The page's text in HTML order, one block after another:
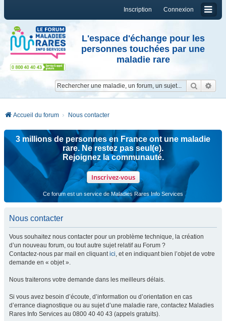
Connexion
Inscription
L'espace d'échange pour les
personnes touchées par une
maladie rare
Accueil du forum Nous contacter
3 millions de personnes en France ont une maladie
rare. Ne restez pas seul(e).
Rejoignez la communauté.
Inscrivez-vous
Ce forum est un service de Maladies Rares Info Services
Nous contacter
Vous souhaitez nous contacter pour un problème technique, la création
d’un nouveau forum, ou tout autre sujet relatif au Forum ?
Contactez-nous par mail en cliquantici, et en indiquant bien l’objet de votre
demande en « objet ».
Nous traiterons votre demande dans les meilleurs délais.
Si vous avez besoin d’écoute, d’information ou d’orientation en cas
d’errance diagnostique ou au sujet d’une maladie rare, contactez Maladies
Rares Info Services au 0800 40 40 43 (appels gratuits).